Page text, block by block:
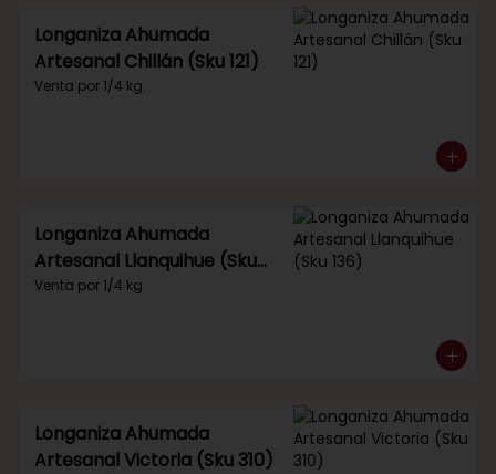
Longaniza Ahumada
Artesanal Chillán (Sku 121)
Venta por 1/4 kg.
Longaniza Ahumada
Artesanal Llanquihue (Sku
136)
Venta por 1/4 kg
Longaniza Ahumada
Artesanal Victoria (Sku 310)